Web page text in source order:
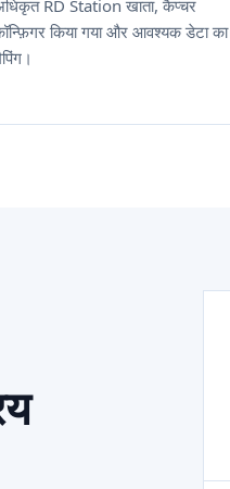
RD Station खाता, कैप्चर
किया गया और आवश्यक डेटा का